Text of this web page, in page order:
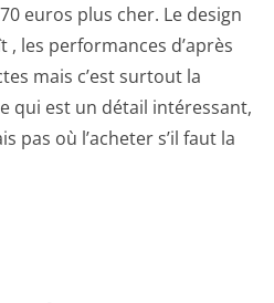
euros plus cher. Le design
, les performances d’après
mais c’est surtout la
qui est un détail intéressant,
pas où l’acheter s’il faut la